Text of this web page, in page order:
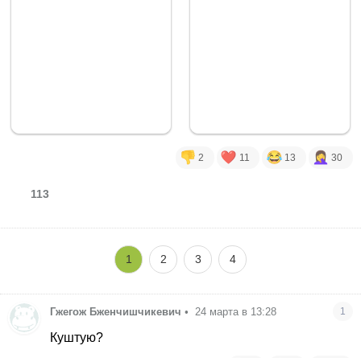
2 11 13 30
113
1 2 3 4
Гжегож Бженчишчикевич • 24 марта в 13:28 1
Куштую?